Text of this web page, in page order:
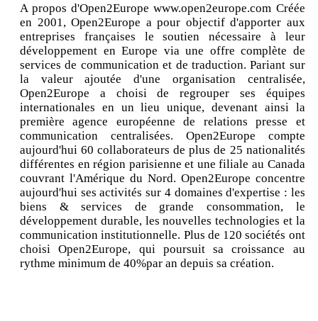
A propos d'Open2Europe www.open2europe.com Créée
en 2001, Open2Europe a pour objectif d'apporter aux
entreprises françaises le soutien nécessaire à leur
développement en Europe via une offre complète de
services de communication et de traduction. Pariant sur
la valeur ajoutée d'une organisation centralisée,
Open2Europe a choisi de regrouper ses équipes
internationales en un lieu unique, devenant ainsi la
première agence européenne de relations presse et
communication centralisées. Open2Europe compte
aujourd'hui 60 collaborateurs de plus de 25 nationalités
différentes en région parisienne et une filiale au Canada
couvrant l'Amérique du Nord. Open2Europe concentre
aujourd'hui ses activités sur 4 domaines d'expertise : les
biens & services de grande consommation, le
développement durable, les nouvelles technologies et la
communication institutionnelle. Plus de 120 sociétés ont
choisi Open2Europe, qui poursuit sa croissance au
rythme minimum de 40%par an depuis sa création.